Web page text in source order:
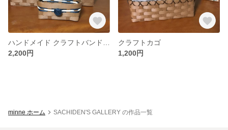
2,200円
クラフトカゴ
1,200円
minne ホーム SACHIDEN'S GALLERY の作品一覧